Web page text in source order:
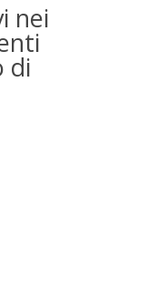
nei
di